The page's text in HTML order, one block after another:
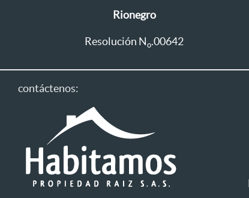
Rionegro
Resolución No.00642
contáctenos: